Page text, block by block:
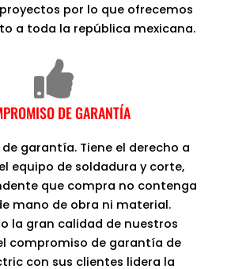
por lo que ofrecemos
a toda la república mexicana.
DE GARANTÍA
garantía. Tiene el derecho a
equipo de soldadura y corte,
que compra no contenga
mano de obra ni material.
la gran calidad de nuestros
compromiso de garantía de
con sus clientes lidera la